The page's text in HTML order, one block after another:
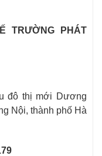
TRƯỜNG PHÁT
đô thị mới Dương
Nội, thành phố Hà